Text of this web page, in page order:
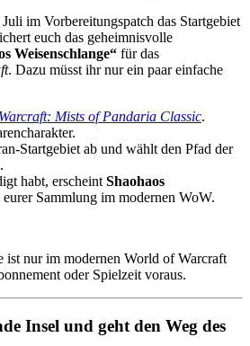
im Vorbereitungspatch das Startgebiet
euch das geheimnisvolle
Weisenschlange“ für das
. Dazu müsst ihr nur ein paar einfache
Mists of Pandaria Classic.
Startgebiet ab und wählt den Pfad der
habt, erscheint Shaohaos
eurer Sammlung im modernen WoW.
ist nur im modernen World of Warcraft
oder Spielzeit voraus.
Insel und geht den Weg des